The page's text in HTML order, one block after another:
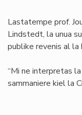
Lastatempe prof.
Lindstedt, la unua
publike revenis al
“Mi ne interpretas
sammaniere kiel la